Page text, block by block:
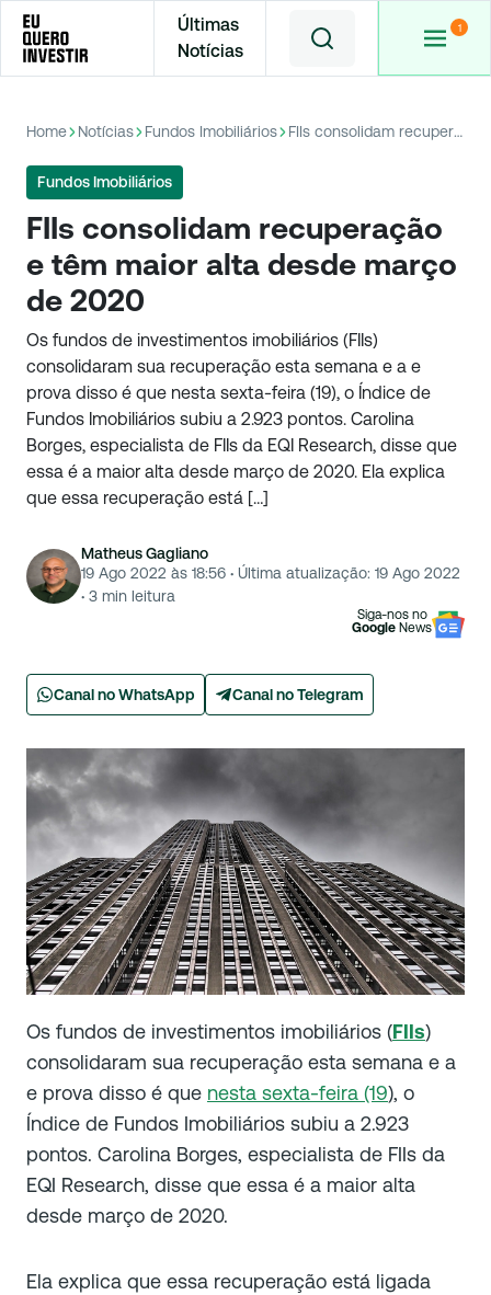
Últimas
Notícias
Home Notícias Fundos Imobiliários FIIs consolidam recuperação e têm maior alta desde março de 2020
Fundos Imobiliários
FIIs consolidam recuperação
e têm maior alta desde março
de 2020
Os fundos de investimentos imobiliários (FIIs)
consolidaram sua recuperação esta semana e a e
prova disso é que nesta sexta-feira (19), o Índice de
Fundos Imobiliários subiu a 2.923 pontos. Carolina
Borges, especialista de FIIs da EQI Research, disse que
essa é a maior alta desde março de 2020. Ela explica
que essa recuperação está […]
Matheus Gagliano
19 Ago 2022 às 18:56 · Última atualização: 19 Ago 2022
· 3 min leitura
Siga-nos no
Google News
Canal no WhatsApp Canal no Telegram
Os fundos de investimentos imobiliários (FIIs)
consolidaram sua recuperação esta semana e a
e prova disso é que nesta sexta-feira (19), o
Índice de Fundos Imobiliários subiu a 2.923
pontos. Carolina Borges, especialista de FIIs da
EQI Research, disse que essa é a maior alta
desde março de 2020.
Ela explica que essa recuperação está ligada